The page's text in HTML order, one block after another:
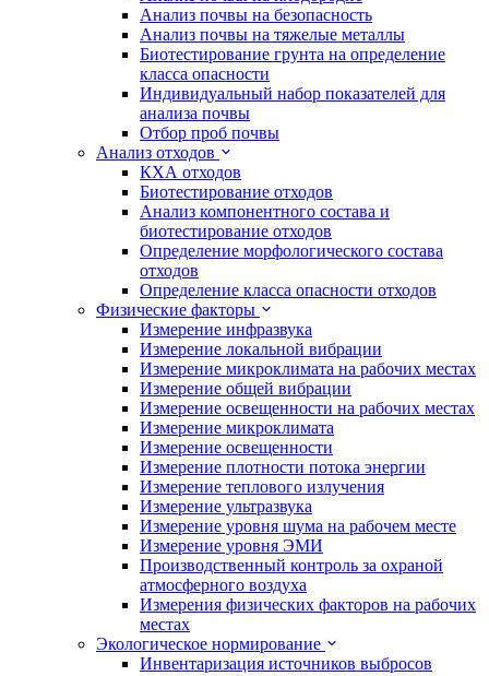
Анализ почвы на безопасность
Анализ почвы на тяжелые металлы
Биотестирование грунта на определение
класса опасности
Индивидуальный набор показателей для
анализа почвы
Отбор проб почвы
Анализ отходов
КХА отходов
Биотестирование отходов
Анализ компонентного состава и
биотестирование отходов
Определение морфологического состава
отходов
Определение класса опасности отходов
Физические факторы
Измерение инфразвука
Измерение локальной вибрации
Измерение микроклимата на рабочих местах
Измерение общей вибрации
Измерение освещенности на рабочих местах
Измерение микроклимата
Измерение освещенности
Измерение плотности потока энергии
Измерение теплового излучения
Измерение ультразвука
Измерение уровня шума на рабочем месте
Измерение уровня ЭМИ
Производственный контроль за охраной
атмосферного воздуха
Измерения физических факторов на рабочих
местах
Экологическое нормирование
Инвентаризация источников выбросов